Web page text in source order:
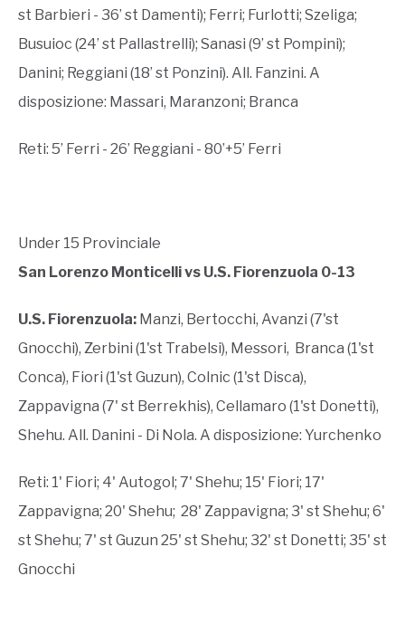
st Barbieri - 36’ st Damenti); Ferri; Furlotti; Szeliga;
Busuioc (24’ st Pallastrelli); Sanasi (9’ st Pompini);
Danini; Reggiani (18’ st Ponzini). All. Fanzini. A
disposizione: Massari, Maranzoni; Branca
Reti: 5’ Ferri - 26’ Reggiani - 80’+5’ Ferri
Under 15 Provinciale
San Lorenzo Monticelli vs U.S. Fiorenzuola 0-13
U.S. Fiorenzuola: Manzi, Bertocchi, Avanzi (7'st
Gnocchi), Zerbini (1'st Trabelsi), Messori, Branca (1'st
Conca), Fiori (1'st Guzun), Colnic (1'st Disca),
Zappavigna (7' st Berrekhis), Cellamaro (1'st Donetti),
Shehu. All. Danini - Di Nola. A disposizione: Yurchenko
Reti: 1' Fiori; 4' Autogol; 7' Shehu; 15' Fiori; 17'
Zappavigna; 20' Shehu; 28' Zappavigna; 3' st Shehu; 6'
st Shehu; 7' st Guzun 25' st Shehu; 32' st Donetti; 35' st
Gnocchi